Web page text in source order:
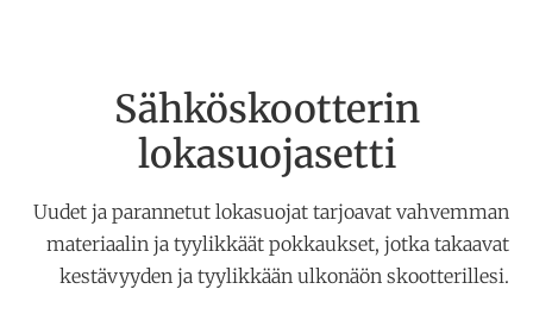
Sähköskootterin
lokasuojasetti
Uudet ja parannetut lokasuojat tarjoavat vahvemman
materiaalin ja tyylikkäät pokkaukset, jotka takaavat
kestävyyden ja tyylikkään ulkonäön skootterillesi.